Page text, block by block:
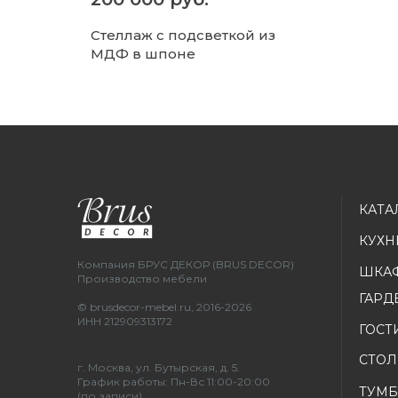
Стеллаж с подсветкой из
МДФ в шпоне
Компания БРУС ДЕКОР (BRUS DECOR)
Производство мебели
© brusdecor-mebel.ru, 2016-2026
ИНН 212909313172
г. Москва, ул. Бутырская, д. 5.
График работы: Пн-Вс 11:00-20:00